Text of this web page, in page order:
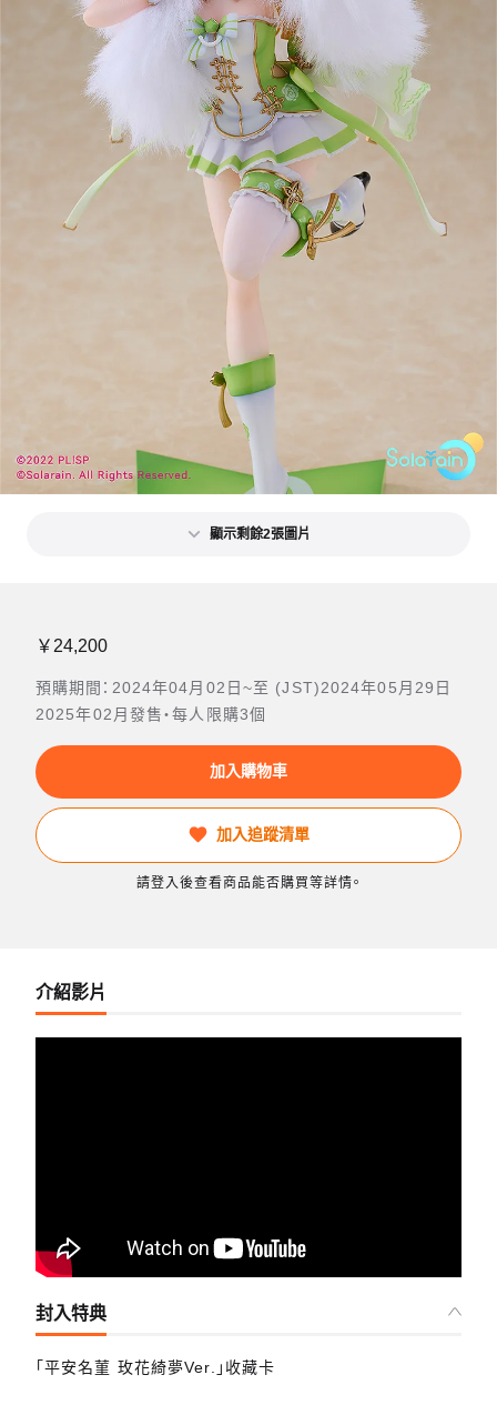
顯示剩餘2張圖片
￥24,200
預購期間：2024年04月02日~至 (JST)2024年05月29日
2025年02月發售・每人限購3個
加入購物車
加入追蹤清單
請登入後查看商品能否購買等詳情。
介紹影片
封入特典
「平安名菫 玫花綺夢Ver.」收藏卡